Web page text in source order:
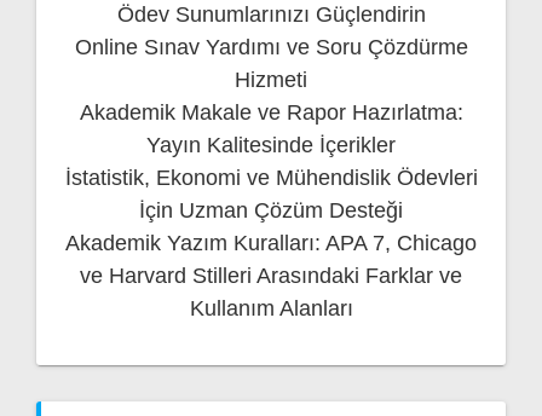
Ödev Sunumlarınızı Güçlendirin
Online Sınav Yardımı ve Soru Çözdürme
Hizmeti
Akademik Makale ve Rapor Hazırlatma:
Yayın Kalitesinde İçerikler
İstatistik, Ekonomi ve Mühendislik Ödevleri
İçin Uzman Çözüm Desteği
Akademik Yazım Kuralları: APA 7, Chicago
ve Harvard Stilleri Arasındaki Farklar ve
Kullanım Alanları